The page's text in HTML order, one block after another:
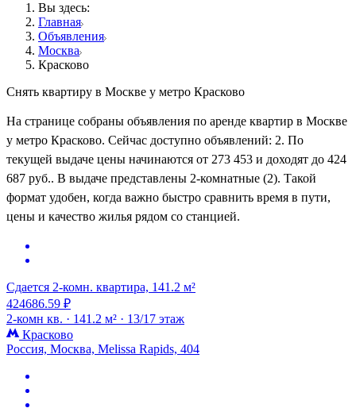
Вы здесь:
Главная
Объявления
Москва
Красково
Снять квартиру в Москве у метро Красково
На странице собраны объявления по аренде квартир в Москве
у метро Красково. Сейчас доступно объявлений: 2. По
текущей выдаче цены начинаются от 273 453 и доходят до 424
687 руб.. В выдаче представлены 2-комнатные (2). Такой
формат удобен, когда важно быстро сравнить время в пути,
цены и качество жилья рядом со станцией.
Сдается 2-комн. квартира, 141.2 м²
424686.59 ₽
2-комн кв. · 141.2 м² · 13/17 этаж
Красково
Россия, Москва, Melissa Rapids, 404